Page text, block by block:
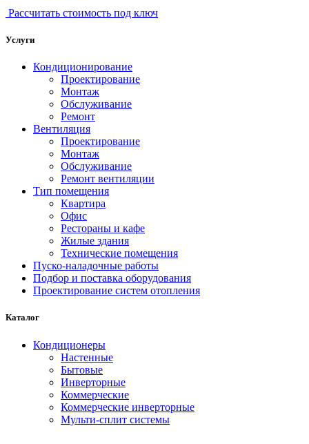
Рассчитать стоимость под ключ
Услуги
Кондиционирование
Проектирование
Монтаж
Обслуживание
Ремонт
Вентиляция
Проектирование
Монтаж
Обслуживание
Ремонт вентиляции
Тип помещения
Квартира
Офис
Рестораны и кафе
Жилые здания
Технические помещения
Пуско-наладочные работы
Подбор и поставка оборудования
Проектирование систем отопления
Каталог
Кондиционеры
Настенные
Бытовые
Инверторные
Коммерческие
Коммерческие инверторные
Мульти-сплит системы